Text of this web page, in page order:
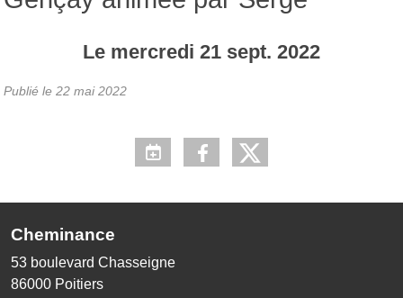
Le mercredi 21 sept. 2022
Publié le 22 mai 2022
Cheminance
53 boulevard Chasseigne
86000 Poitiers